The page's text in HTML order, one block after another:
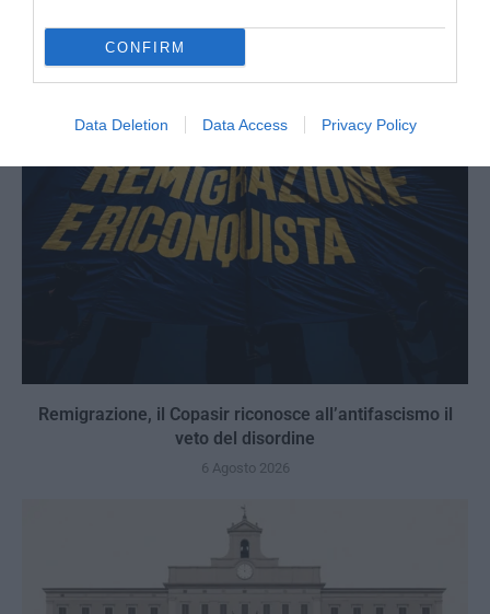
CONFIRM
Data Deletion Data Access Privacy Policy
l’antifascismo copia il fascismo
Remigrazione, il Copasir riconosce all’antifascismo il
veto del disordine
6 Agosto 2026